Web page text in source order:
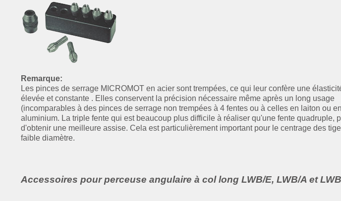
Remarque:
Les pinces de serrage MICROMOT en acier sont trempées, ce qui leur confère une
élevée et constante . Elles conservent la précision nécessaire même après un long usage
(incomparables à des pinces de serrage non trempées à 4 fentes ou à celles en laiton ou en
aluminium. La triple fente qui est beaucoup plus difficile à réaliser qu'une fente quadruple,
d'obtenir une meilleure assise. Cela est particulièrement important pour le centrage des
faible diamètre.
Accessoires pour perceuse angulaire à col long LWB/E, LWB/A et